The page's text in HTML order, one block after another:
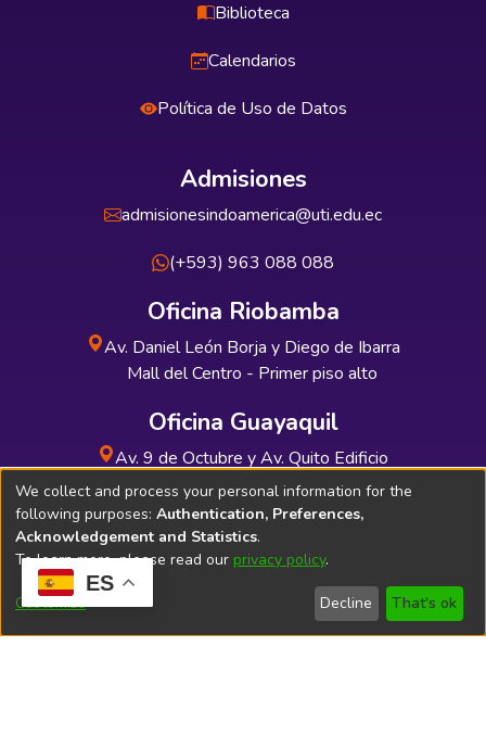
ES
Biblioteca
Calendarios
Política de Uso de Datos
Admisiones
admisionesindoamerica@uti.edu.ec
(+593) 963 088 088
Oficina Riobamba
Av. Daniel León Borja y Diego de Ibarra
Mall del Centro - Primer piso alto
Oficina Guayaquil
Av. 9 de Octubre y Av. Quito Edificio
INDUAUTO - Planta baja
Soporte Técnico Bibliolatino.com
We collect and process your personal information for the
following purposes: Authentication, Preferences,
Acknowledgement and Statistics.
To learn more, please read our privacy policy.
Customize Decline That's ok